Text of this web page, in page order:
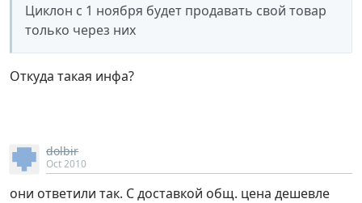
Циклон с 1 ноября будет продавать свой товар
только через них
Откуда такая инфа?
dolbir
Oct 2010
они ответили так. С доставкой общ. цена дешевле